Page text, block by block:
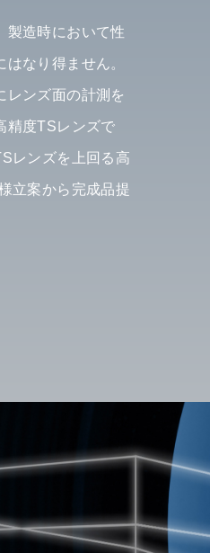
製造時において性
なり得ません。
レンズ面の計測を
精度TSレンズで
レンズを上回る高
立案から完成品提